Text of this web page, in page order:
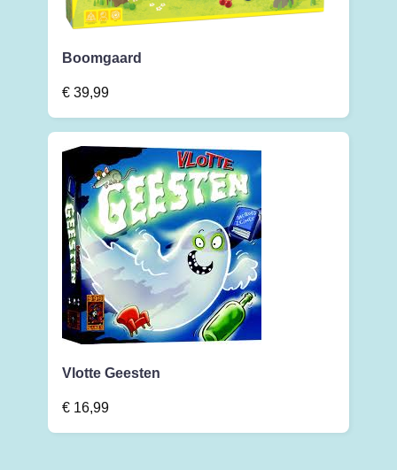
Boomgaard
€ 39,99
Vlotte Geesten
€ 16,99